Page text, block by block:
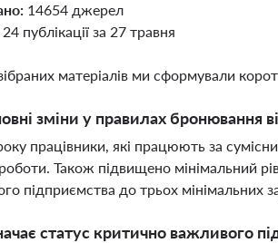
14654 джерел
24 публікації за 27 травня
матеріалів ми сформували
зміни у правилах бронювання
працівники, які працюють за
Також підвищено мінімальний
підприємства до трьох мінімальних
статус критично важливого